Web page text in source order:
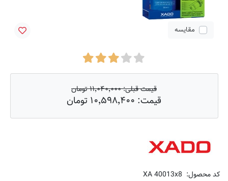
مقایسه
قیمت قبلی:۱۱٬۰۴۰٬۰۰۰ تومان
قیمت: ۱۰٬۵۹۸٬۴۰۰ تومان
کد محصول: XA 40013x8